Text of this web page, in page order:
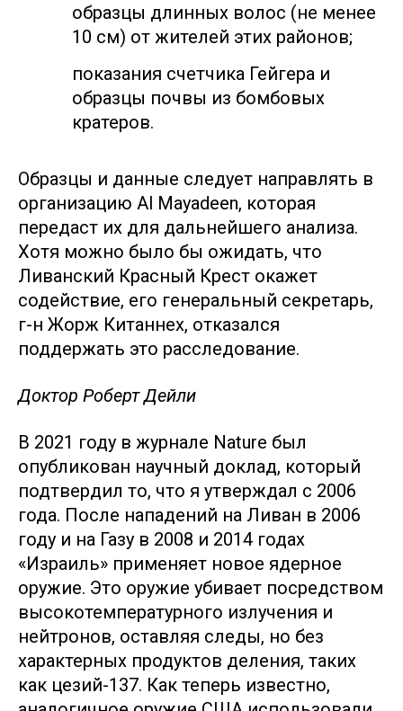
образцы длинных волос (не менее
10 см) от жителей этих районов;
показания счетчика Гейгера и
образцы почвы из бомбовых
кратеров.
Образцы и данные следует направлять в
организацию Al Mayadeen, которая
передаст их для дальнейшего анализа.
Хотя можно было бы ожидать, что
Ливанский Красный Крест окажет
содействие, его генеральный секретарь,
г-н Жорж Китаннех, отказался
поддержать это расследование.
Доктор Роберт Дейли
В 2021 году в журнале Nature был
опубликован научный доклад, который
подтвердил то, что я утверждал с 2006
года. После нападений на Ливан в 2006
году и на Газу в 2008 и 2014 годах
«Израиль» применяет новое ядерное
оружие. Это оружие убивает посредством
высокотемпературного излучения и
нейтронов, оставляя следы, но без
характерных продуктов деления, таких
как цезий-137. Как теперь известно,